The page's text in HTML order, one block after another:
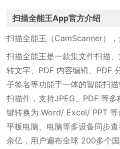
扫描全能王App官方介绍
扫描全能王（CamScanner），
扫描全能王是一款集文件扫描
转文字、PDF 内容编辑、PDF
子签名等功能于一体的智能扫
扫描件，支持JPEG、PDF 等
键转换为 Word/ Excel/ PPT 等
平板电脑、电脑等多设备同步
余亿，用户遍布全球 200多个国